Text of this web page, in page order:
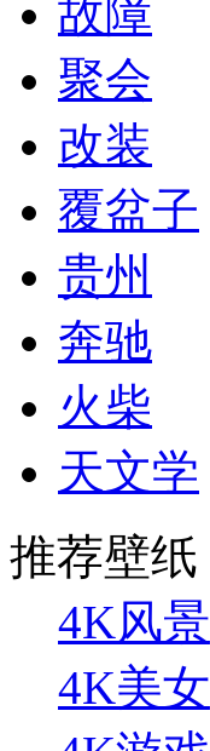
故障
聚会
改装
覆盆子
贵州
奔驰
火柴
天文学
推荐壁纸
4K风景
4K美女